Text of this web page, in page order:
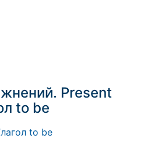
Present
to be
to be